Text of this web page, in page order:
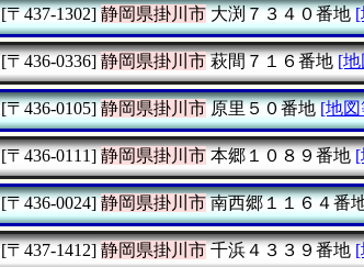
[〒437-1302] 静岡県掛川市大渕７３４０番地 [
[〒436-0336] 静岡県掛川市萩間７１６番地 [地
[〒436-0105] 静岡県掛川市原里５０番地 [地
[〒436-0111] 静岡県掛川市本郷１０８９番地 [
[〒436-0024] 静岡県掛川市南西郷１１６４番
[〒437-1412] 静岡県掛川市千浜４３３９番地 [